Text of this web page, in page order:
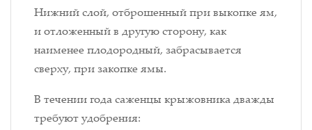
Нижний слой, отброшенный при выкопке ям,
и отложенный в другую сторону, как
наименее плодородный, забрасывается
сверху, при закопке ямы.
В течении года саженцы крыжовника дважды
требуют удобрения: